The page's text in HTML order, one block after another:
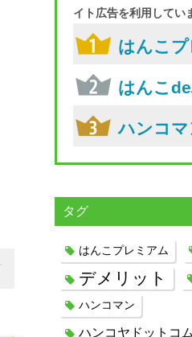
イト広告を利用してい
はんこ
はんこ
ハンコマ
タグ
はんこプレミアム
デメリット
ハンコマン
ハンコヤドットコム